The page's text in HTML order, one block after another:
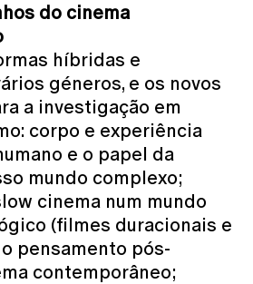
do cinema
híbridas e
géneros, e os novos
a investigação em
corpo e experiência
e o papel da
mundo complexo;
cinema num mundo
(filmes duracionais e
pensamento pós-
contemporâneo;